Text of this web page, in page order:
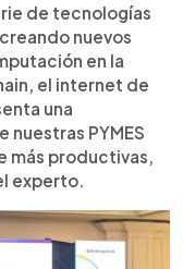
de tecnologías
nuevos
en la
el internet de
una
nuestras PYMES
más productivas,
experto.